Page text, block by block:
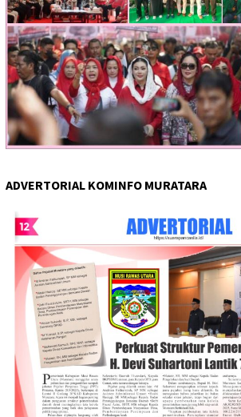
ADVERTORIAL KOMINFO MURATARA